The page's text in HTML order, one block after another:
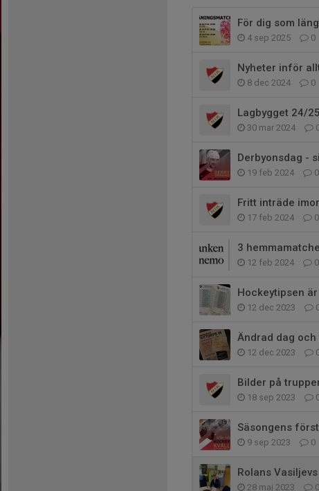
För dig som
4 sep 2025 0
Nyheter inför
8 dec 2024 0
Lagbygget 24/25
30 mar 2024
Derbyonsdag -
19 feb 2024 0
Fritt inträde
17 feb 2024 0
3
12 feb 2024 0
Hockeytipsen
12 dec 2023
Ändrad dag
12 dec 2023
Bilder på
18 sep 2023
Säsongens
9 sep 2023 0
Rolans
28 maj 2023 0